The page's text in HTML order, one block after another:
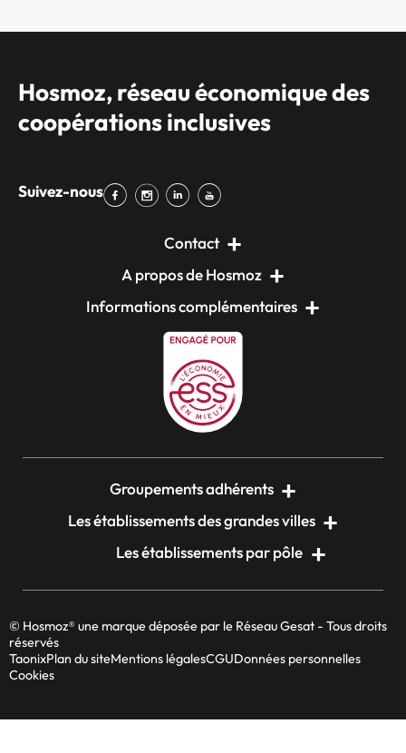
Hosmoz, réseau économique des
coopérations inclusives
Suivez-nous
Contact
A propos de Hosmoz
Informations complémentaires
Groupements adhérents
Les établissements des grandes villes
Les établissements par pôle
© Hosmoz® une marque déposée par le Réseau Gesat - Tous droits
réservés
TaonixPlan du siteMentions légalesCGUDonnées personnelles
Cookies